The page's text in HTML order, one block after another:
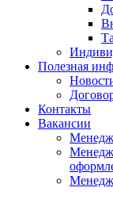
Полезная
Контакты
Вакансии